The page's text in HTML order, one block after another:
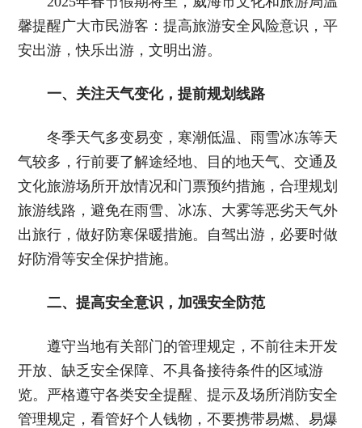
馨提醒广大市民游客：提高旅游安全风险意识，平
安出游，快乐出游，文明出游。
一、关注天气变化，提前规划线路
冬季天气多变易变，寒潮低温、雨雪冰冻等天
气较多，行前要了解途经地、目的地天气、交通及
文化旅游场所开放情况和门票预约措施，合理规划
旅游线路，避免在雨雪、冰冻、大雾等恶劣天气外
出旅行，做好防寒保暖措施。自驾出游，必要时做
好防滑等安全保护措施。
二、提高安全意识，加强安全防范
遵守当地有关部门的管理规定，不前往未开发
开放、缺乏安全保障、不具备接待条件的区域游
览。严格遵守各类安全提醒、提示及场所消防安全
管理规定，看管好个人钱物，不要携带易燃、易爆